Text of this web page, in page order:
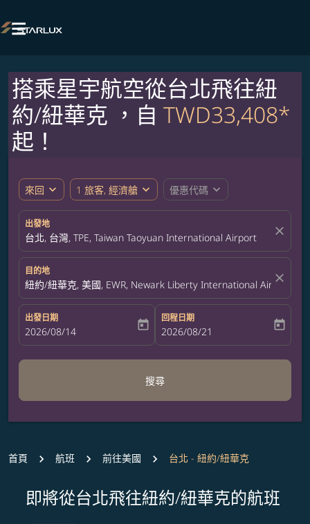

搭乘星宇航空從台北飛往紐
約/紐華克 ，自 TWD33,408*
起！
來回 expand_more 1 旅客, 經濟艙 expand_more 優惠代碼 expand_more
出發地
台北, 台灣, TPE, Taiwan Taoyuan International Airport close
目的地
紐約/紐華克, 美國, EWR, Newark Liberty International Airport
close
出發日期
fc-booking-departure-date-aria-label
2026/08/14 today
回程日期
fc-booking-return-date-aria-label
2026/08/21 today
搜尋
首頁 航班 前往美國 台北 - 紐約/紐華克
即將從台北飛往紐約/紐華克的航班
無符合您設定條件的票價，請調整篩選條件。